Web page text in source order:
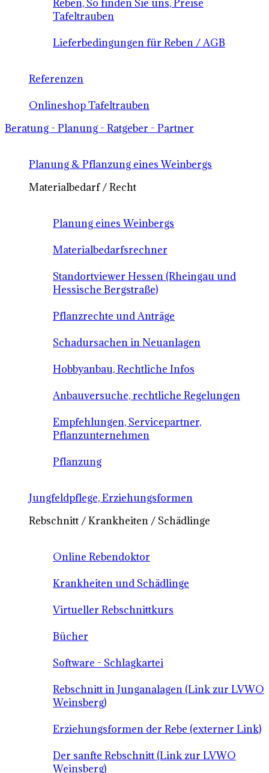
Reben, So finden Sie uns, Preise
Tafeltrauben
Lieferbedingungen für Reben / AGB
Referenzen
Onlineshop Tafeltrauben
Beratung - Planung - Ratgeber - Partner
Planung & Pflanzung eines Weinbergs
Materialbedarf / Recht
Planung eines Weinbergs
Materialbedarfsrechner
Standortviewer Hessen (Rheingau und
Hessische Bergstraße)
Pflanzrechte und Anträge
Schadursachen in Neuanlagen
Hobbyanbau, Rechtliche Infos
Anbauversuche, rechtliche Regelungen
Empfehlungen, Servicepartner,
Pflanzunternehmen
Pflanzung
Jungfeldpflege, Erziehungsformen
Rebschnitt / Krankheiten / Schädlinge
Online Rebendoktor
Krankheiten und Schädlinge
Virtueller Rebschnittkurs
Bücher
Software - Schlagkartei
Rebschnitt in Junganalagen (Link zur LVWO
Weinsberg)
Erziehungsformen der Rebe (externer Link)
Der sanfte Rebschnitt (Link zur LVWO
Weinsberg)